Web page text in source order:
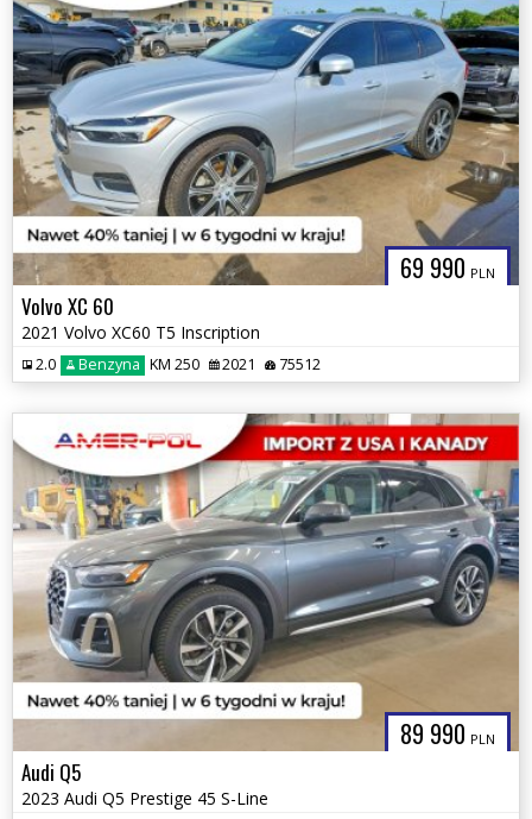
69 990 PLN
Volvo XC 60
2021 Volvo XC60 T5 Inscription
2.0 Benzyna KM 250 2021 75512
89 990 PLN
Audi Q5
2023 Audi Q5 Prestige 45 S-Line